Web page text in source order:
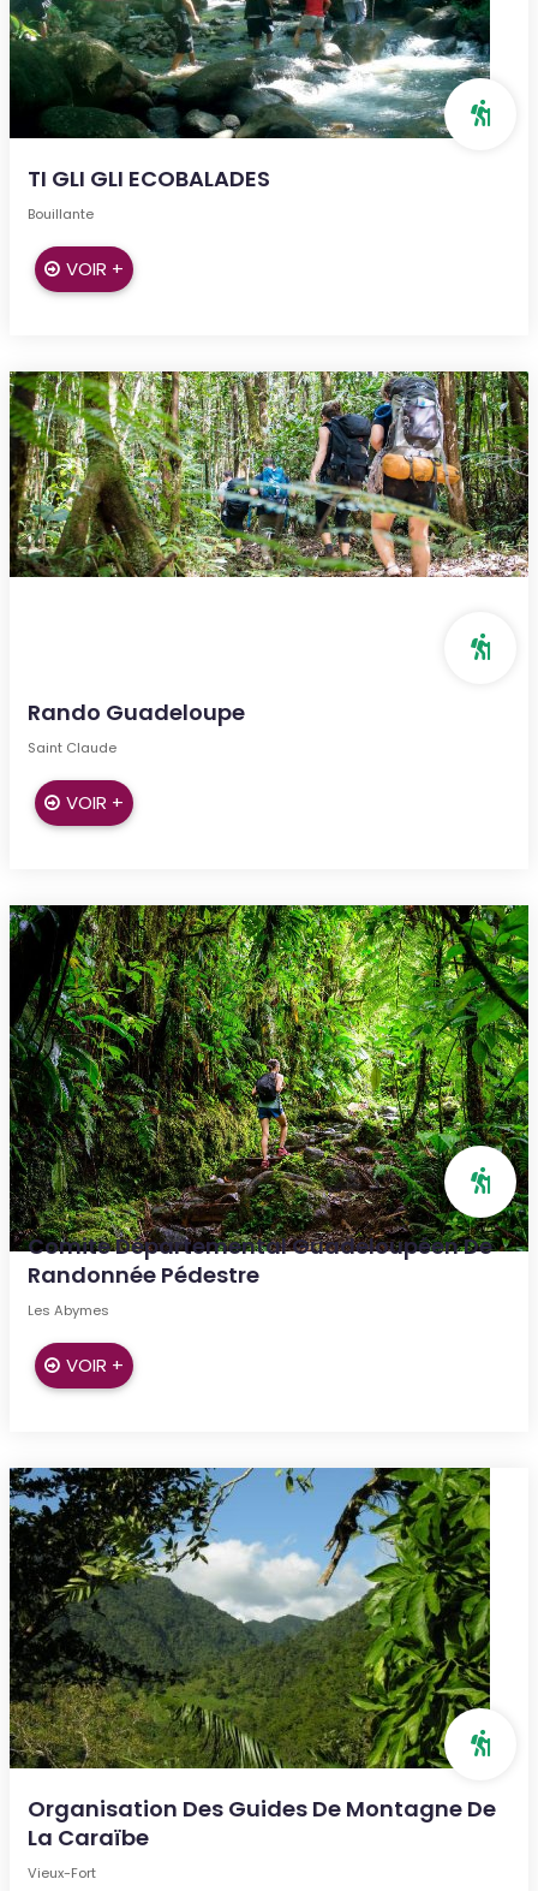
TI GLI GLI ECOBALADES
Bouillante
VOIR +
Rando Guadeloupe
Saint Claude
VOIR +
Comite Départemental Guadeloupéen De
Randonnée Pédestre
Les Abymes
VOIR +
Organisation Des Guides De Montagne De
La Caraïbe
Vieux-Fort